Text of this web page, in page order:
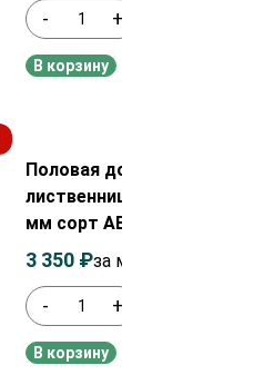
- +
В корзину
Половая доска из
лиственницы 45х115х3000
мм сорт АВ
- +
3 350 ₽за м²
В корзину